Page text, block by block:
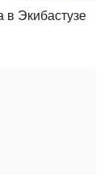
Экибастузе